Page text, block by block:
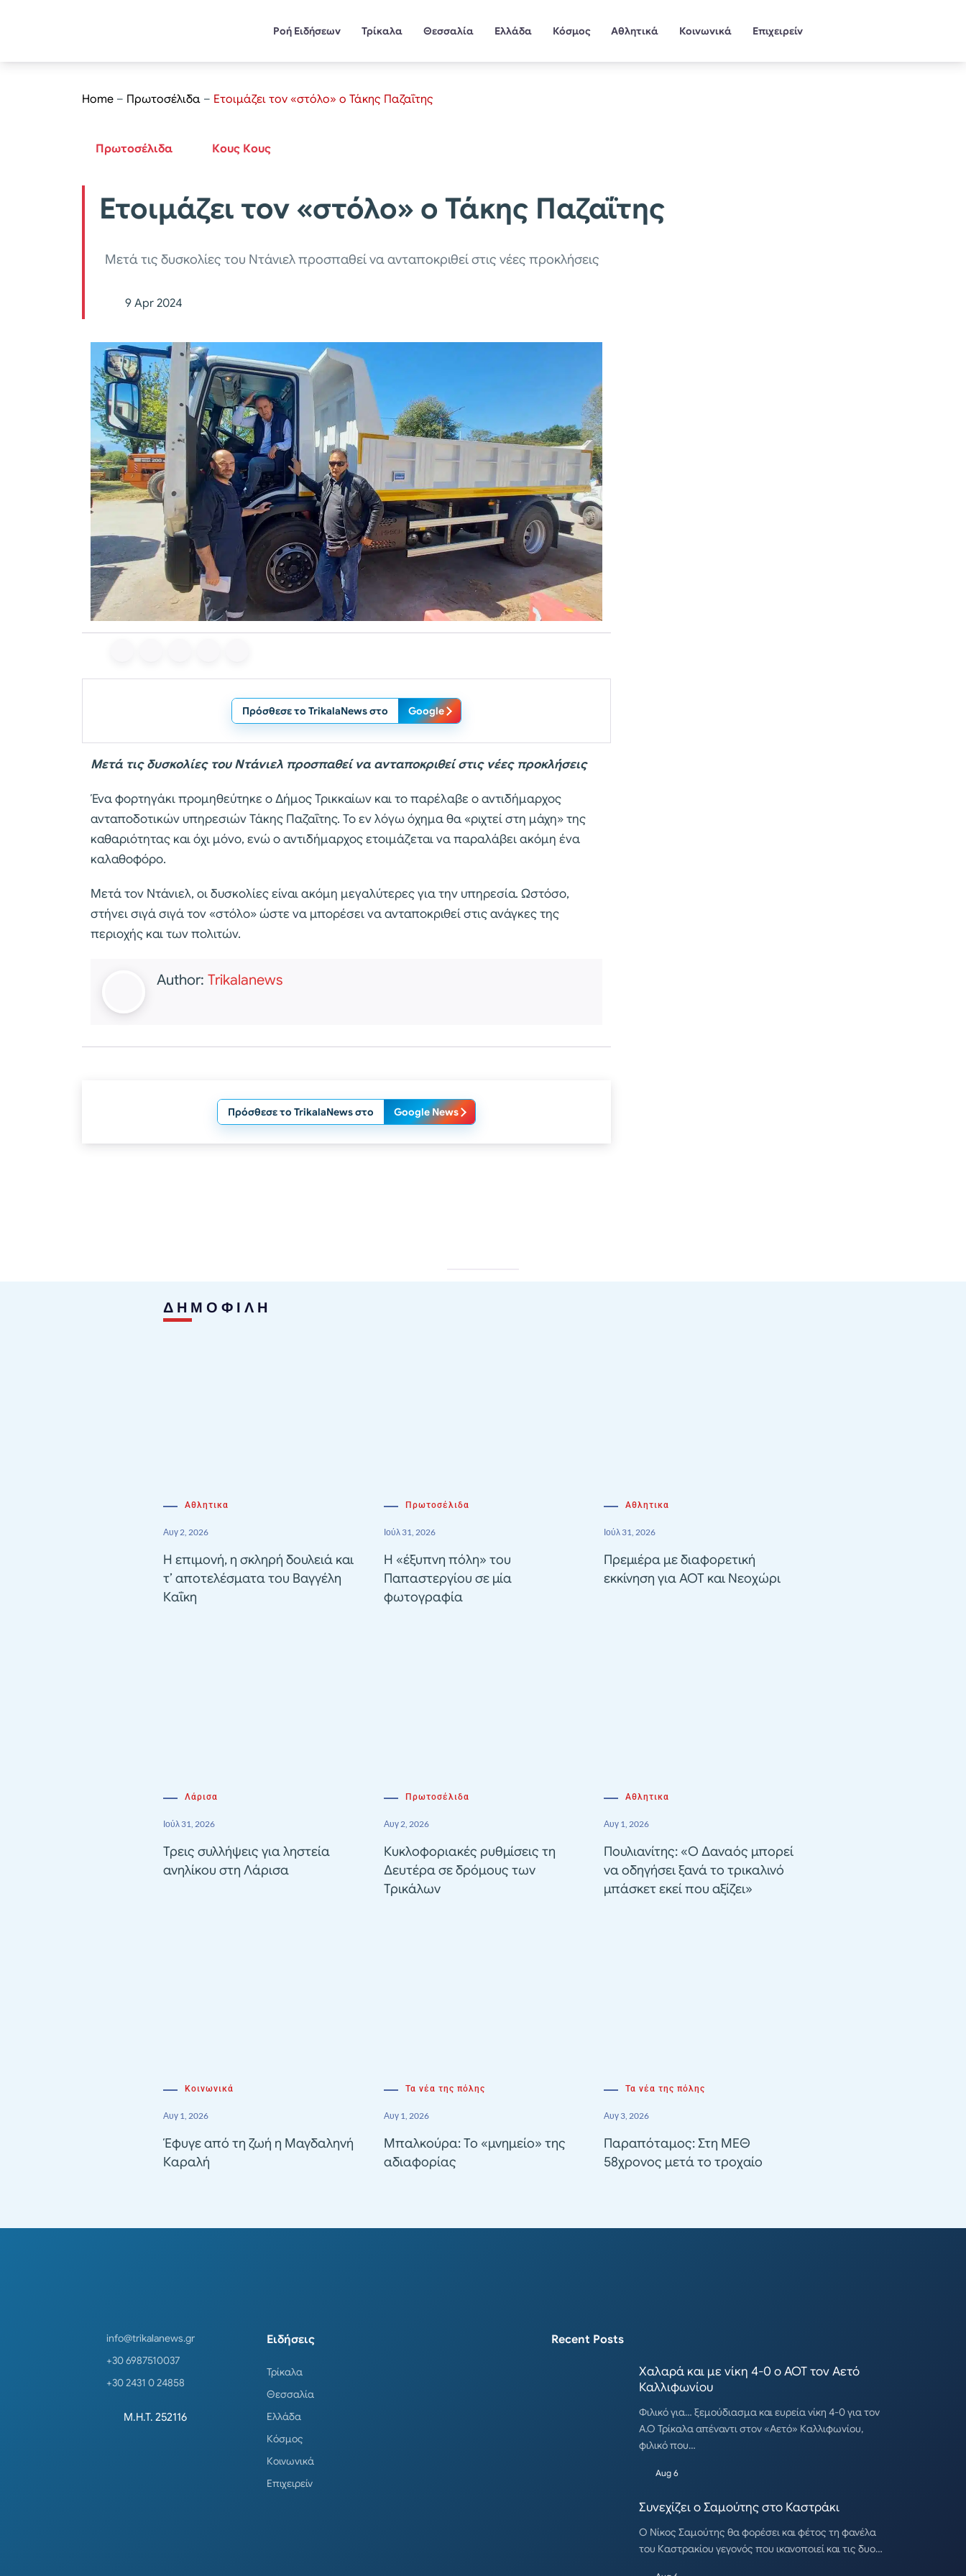
Ροή Ειδήσεων Τρίκαλα Θεσσαλία Ελλάδα Κόσμος Αθλητικά Κοινωνικά Επιχειρείν
Home – Πρωτοσέλιδα – Ετοιμάζει τον «στόλο» ο Τάκης Παζαΐτης
Πρωτοσέλιδα Κους Κους
Ετοιμάζει τον «στόλο» ο Τάκης Παζαΐτης
Μετά τις δυσκολίες του Ντάνιελ προσπαθεί να ανταποκριθεί στις νέες προκλήσεις
9 Apr 2024
Πρόσθεσε το TrikalaNews στο Google
Μετά τις δυσκολίες του Ντάνιελ προσπαθεί να ανταποκριθεί στις νέες προκλήσεις
Ένα φορτηγάκι προμηθεύτηκε ο Δήμος Τρικκαίων και το παρέλαβε ο αντιδήμαρχος
ανταποδοτικών υπηρεσιών Τάκης Παζαΐτης. Το εν λόγω όχημα θα «ριχτεί στη μάχη» της
καθαριότητας και όχι μόνο, ενώ ο αντιδήμαρχος ετοιμάζεται να παραλάβει ακόμη ένα
καλαθοφόρο.
Μετά τον Ντάνιελ, οι δυσκολίες είναι ακόμη μεγαλύτερες για την υπηρεσία. Ωστόσο,
στήνει σιγά σιγά τον «στόλο» ώστε να μπορέσει να ανταποκριθεί στις ανάγκες της
περιοχής και των πολιτών.
Author: Trikalanews
Πρόσθεσε το TrikalaNews στο Google News
ΔΗΜΟΦΙΛΗ
Αθλητικα
Αυγ 2, 2026
Η επιμονή, η σκληρή δουλειά και
τ’ αποτελέσματα του Βαγγέλη
Καΐκη
Πρωτοσέλιδα
Ιούλ 31, 2026
Η «έξυπνη πόλη» του
Παπαστεργίου σε μία
φωτογραφία
Αθλητικα
Ιούλ 31, 2026
Πρεμιέρα με διαφορετική
εκκίνηση για ΑΟΤ και Νεοχώρι
Λάρισα
Ιούλ 31, 2026
Τρεις συλλήψεις για ληστεία
ανηλίκου στη Λάρισα
Πρωτοσέλιδα
Αυγ 2, 2026
Κυκλοφοριακές ρυθμίσεις τη
Δευτέρα σε δρόμους των
Τρικάλων
Αθλητικα
Αυγ 1, 2026
Πουλιανίτης: «Ο Δαναός μπορεί
να οδηγήσει ξανά το τρικαλινό
μπάσκετ εκεί που αξίζει»
Κοινωνικά
Αυγ 1, 2026
Έφυγε από τη ζωή η Μαγδαληνή
Καραλή
Τα νέα της πόλης
Αυγ 1, 2026
Μπαλκούρα: Το «μνημείο» της
αδιαφορίας
Τα νέα της πόλης
Αυγ 3, 2026
Παραπόταμος: Στη ΜΕΘ
58χρονος μετά το τροχαίο
info@trikalanews.gr
+30 6987510037
+30 2431 0 24858
Μ.Η.Τ. 252116
Ειδήσεις
Τρίκαλα
Θεσσαλία
Ελλάδα
Κόσμος
Κοινωνικά
Επιχειρείν
Recent Posts
Χαλαρά και με νίκη 4-0 ο ΑΟΤ τον Αετό
Καλλιφωνίου
Φιλικό για… ξεμούδιασμα και ευρεία νίκη 4-0 για τον
Α.Ο Τρίκαλα απέναντι στον «Αετό» Καλλιφωνίου,
φιλικό που…
Aug 6
Συνεχίζει ο Σαμούτης στο Καστράκι
Ο Νίκος Σαμούτης θα φορέσει και φέτος τη φανέλα
του Καστρακίου γεγονός που ικανοποιεί και τις δυο…